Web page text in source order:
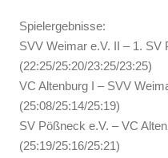
Spielergebnisse:
SVV Weimar e.V. II – 1. SV
(22:25/25:20/23:25/23:25)
VC Altenburg I – SVV
(25:08/25:14/25:19)
SV Pößneck e.V. – VC
(25:19/25:16/25:21)